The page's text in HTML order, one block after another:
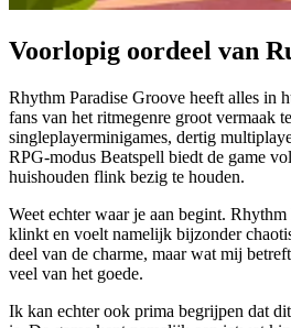
Voorlopig oordeel van
Rhythm Paradise Groove heeft alles in
fans van het ritmegenre groot vermaak
singleplayerminigames, dertig
RPG-modus Beatspell biedt de game
huishouden flink bezig te houden.
Weet echter waar je aan begint.
klinkt en voelt namelijk bijzonder
deel van de charme, maar wat mij
veel van het goede.
Ik kan echter ook prima begrijpen dat